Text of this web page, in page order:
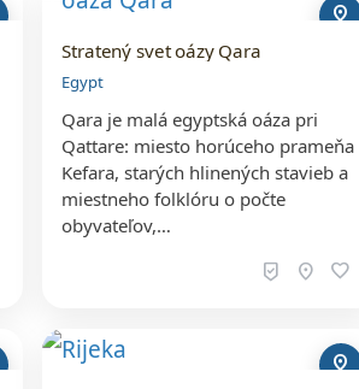
pin_drop
Stratený svet oázy Qara
Egypt
Qara je malá egyptská oáza pri
Qattare: miesto horúceho prameňa
Kefara, starých hlinených stavieb a
miestneho folklóru o počte
obyvateľov,…
beenhere location_on favorite
pin_drop